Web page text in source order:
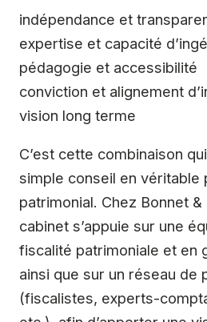
indépendance et
expertise et capacité
pédagogie et accessibilité
conviction et alignement
vision long terme
C’est cette combinaison
simple conseil en véritable
patrimonial. Chez Bonnet
cabinet s’appuie sur une
fiscalité patrimoniale et en
ainsi que sur un réseau de
(fiscalistes, experts-